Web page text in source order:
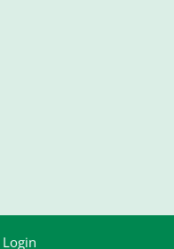
Login